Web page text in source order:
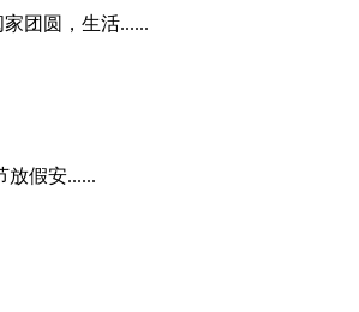
团圆，生活......
放假安......